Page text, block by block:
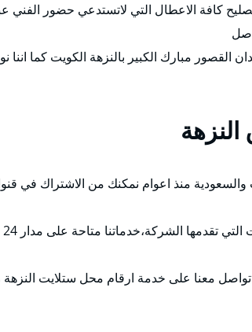
كافة الاعطال التي لاتستدعي حضور الفني
القصور مبارك الكبير بالنزهة الكويت كما
والسعودية منذ اعوام نمكنك من الاشتراك في
معنا على خدمة ارقام محل ستلايت